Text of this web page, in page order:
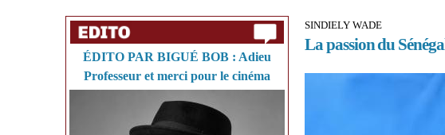
ÉDITO PAR BIGUÉ BOB : Adieu
Professeur et merci pour le cinéma
SINDIELY WADE
La passion du